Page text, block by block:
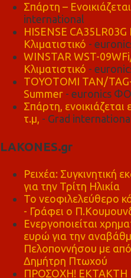
Σπάρτη –
international
HISENSE
Κλιματιστικό -
WINSTAR WST-
Κλιματιστικό -
TOYOTOMI TAN/
Summer - euronics
Σπάρτη,
τ.μ, - Grad
LAKONES.gr
Ρειχέα: Συγκινητική
για την Τρίτη Ηλικία
Το νεοφιλελεύθερο
- Γράφει ο
Ενεργοποιείται
ευρώ για την
Πελοποννήσου με
Δημήτρη Πτωχού
ΠΡΟΣΟΧΗ! ΕΚΤΑΚΤΗ